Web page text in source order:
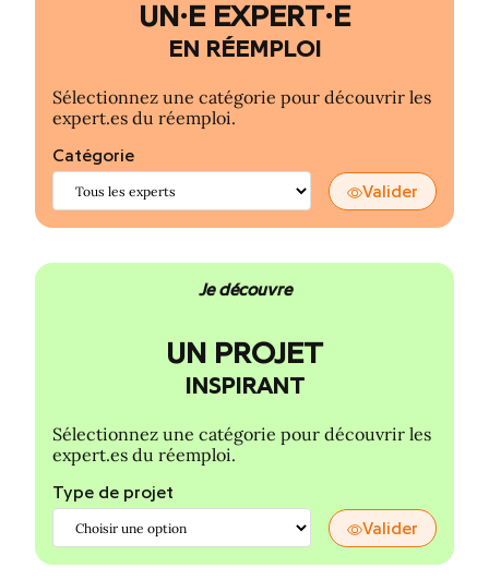
UN·E EXPERT·E
EN RÉEMPLOI
Sélectionnez une catégorie pour découvrir les
expert.es du réemploi.
Catégorie
Valider
Je découvre
UN PROJET
INSPIRANT
Sélectionnez une catégorie pour découvrir les
expert.es du réemploi.
Type de projet
Valider